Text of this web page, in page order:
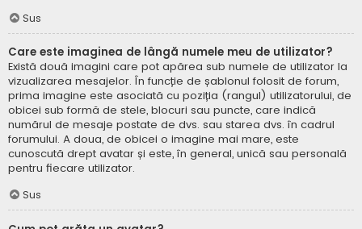
Sus
Care este imaginea de lângă numele meu de utilizator?
Există două imagini care pot apărea sub numele de utilizator la
vizualizarea mesajelor. În funcție de șablonul folosit de forum,
prima imagine este asociată cu poziția (rangul) utilizatorului, de
obicei sub formă de stele, blocuri sau puncte, care indică
numărul de mesaje postate de dvs. sau starea dvs. în cadrul
forumului. A doua, de obicei o imagine mai mare, este
cunoscută drept avatar și este, în general, unică sau personală
pentru fiecare utilizator.
Sus